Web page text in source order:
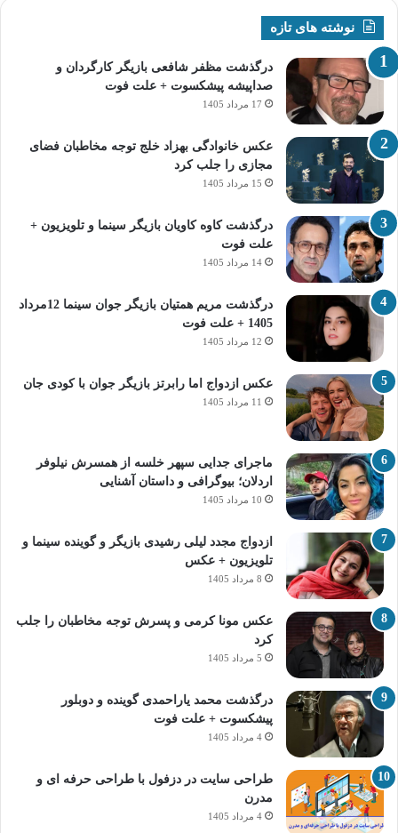
نوشته های تازه
درگذشت مظفر شافعی بازیگر کارگردان و
صداپیشه پیشکسوت + علت فوت
17 مرداد 1405
عکس خانوادگی بهزاد خلج توجه مخاطبان فضای
مجازی را جلب کرد
15 مرداد 1405
درگذشت کاوه کاویان بازیگر سینما و تلویزیون +
علت فوت
14 مرداد 1405
درگذشت مریم همتیان بازیگر جوان سینما 12مرداد
1405 + علت فوت
12 مرداد 1405
عکس ازدواج اما رابرتز بازیگر جوان با کودی جان
11 مرداد 1405
ماجرای جدایی سپهر خلسه از همسرش نیلوفر
اردلان؛ بیوگرافی و داستان آشنایی
10 مرداد 1405
ازدواج مجدد لیلی رشیدی بازیگر و گوینده سینما و
تلویزیون + عکس
8 مرداد 1405
عکس مونا کرمی و پسرش توجه مخاطبان را جلب
کرد
5 مرداد 1405
درگذشت محمد یاراحمدی گوینده و دوبلور
پیشکسوت + علت فوت
4 مرداد 1405
طراحی سایت در دزفول با طراحی حرفه‌ ای و
مدرن
4 مرداد 1405